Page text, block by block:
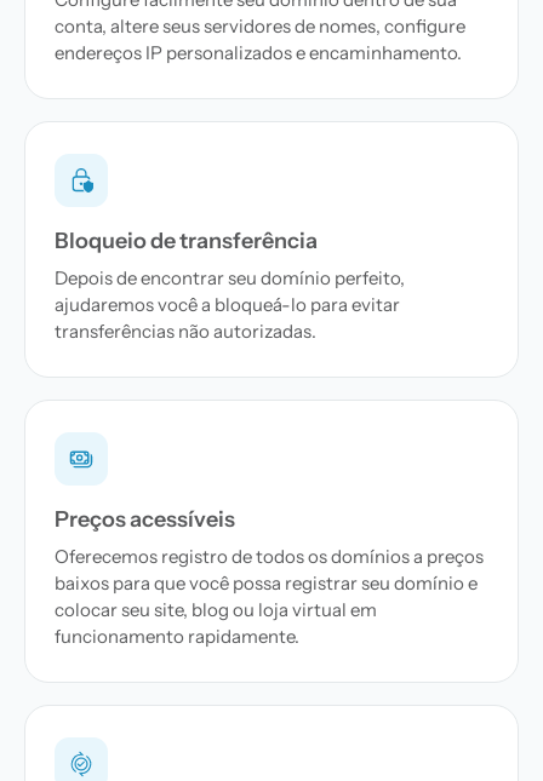
conta, altere seus servidores de nomes, configure
endereços IP personalizados e encaminhamento.
Bloqueio de transferência
Depois de encontrar seu domínio perfeito,
ajudaremos você a bloqueá-lo para evitar
transferências não autorizadas.
Preços acessíveis
Oferecemos registro de todos os domínios a preços
baixos para que você possa registrar seu domínio e
colocar seu site, blog ou loja virtual em
funcionamento rapidamente.